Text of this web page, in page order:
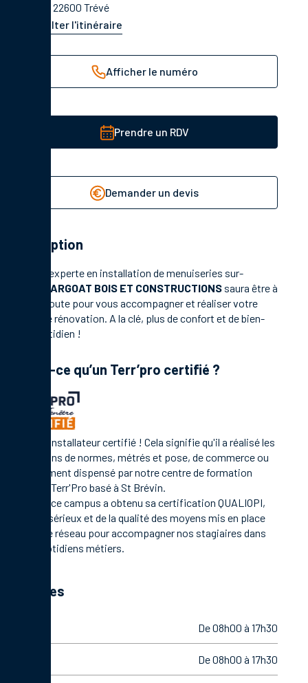
Bel air, 22600 Trévé
Consulter l'itinéraire
Afficher le numéro
Prendre un RDV
Demander un devis
Description
Société experte en installation de menuiseries sur-
ARGOAT BOIS ET CONSTRUCTIONS saura être à
votre écoute pour vous accompagner et réaliser votre
projet de rénovation. A la clé, plus de confort et de bien-
être quotidien !
Qu’est-ce qu’un Terr’pro certifié ?
C'est un installateur certifié ! Cela signifie qu'il a réalisé les
formations de normes, métrés et pose, de commerce ou
management dispensé par notre centre de formation
Campus Terr'Pro basé à St Brévin.
En 2021, ce campus a obtenu sa certification QUALIOPI,
gage de sérieux et de la qualité des moyens mis en place
par notre réseau pour accompagner nos stagiaires dans
leurs quotidiens métiers.
Horaires
De 08h00 à 17h30
De 08h00 à 17h30